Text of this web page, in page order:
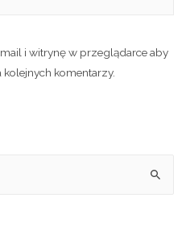
i witrynę w przeglądarce aby
komentarzy.